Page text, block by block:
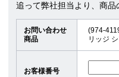
追って弊社担当より、商品
お問い合わせ
商品
(974-
リッジ
お客様番号